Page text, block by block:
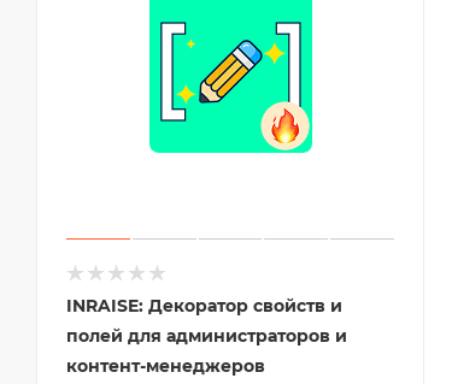
INRAISE: Декоратор свойств и
полей для администраторов и
контент-менеджеров